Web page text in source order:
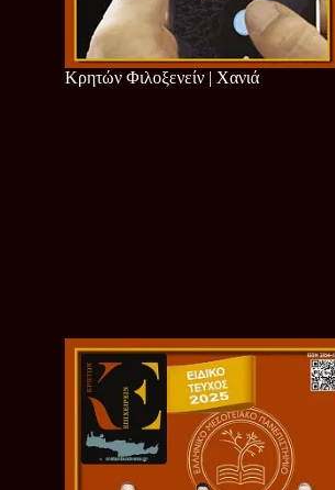
Κρητών Φιλοξενείν | Χανιά